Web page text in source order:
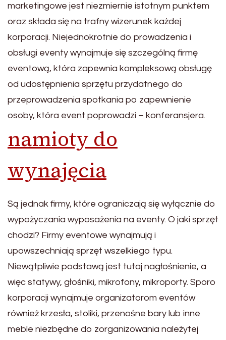
marketingowe jest niezmiernie istotnym punktem
oraz składa się na trafny wizerunek każdej
korporacji. Niejednokrotnie do prowadzenia i
obsługi eventy wynajmuje się szczególną firmę
eventową, która zapewnia kompleksową obsługę
od udostępnienia sprzętu przydatnego do
przeprowadzenia spotkania po zapewnienie
osoby, która event poprowadzi – konferansjera.
namioty do
wynajęcia
Są jednak firmy, które ograniczają się wyłącznie do
wypożyczania wyposażenia na eventy. O jaki sprzęt
chodzi? Firmy eventowe wynajmują i
upowszechniają sprzęt wszelkiego typu.
Niewątpliwie podstawą jest tutaj nagłośnienie, a
więc statywy, głośniki, mikrofony, mikroporty. Sporo
korporacji wynajmuje organizatorom eventów
również krzesła, stoliki, przenośne bary lub inne
meble niezbędne do zorganizowania należytej